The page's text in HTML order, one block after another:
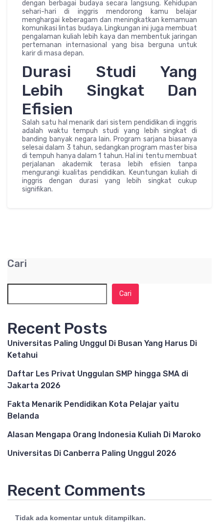
dengan berbagai budaya secara langsung. Kehidupan
sehari-hari di inggris mendorong kamu belajar
menghargai keberagam dan meningkatkan kemamuan
komunikasi lintas budaya. Lingkungan ini juga membuat
pengalaman kuliah lebih kaya dan membentuk jaringan
pertemanan internasional yang bisa berguna untuk
karir di masa depan.
Durasi Studi Yang
Lebih Singkat Dan
Efisien
Salah satu hal menarik dari sistem pendidikan di inggris
adalah waktu tempuh studi yang lebih singkat di
banding banyak negara lain. Program sarjana biasanya
selesai dalam 3 tahun, sedangkan program master bisa
di tempuh hanya dalam 1 tahun. Hal ini tentu membuat
perjalanan akademik terasa lebih efisien tanpa
mengurangi kualitas pendidikan. Keuntungan kuliah di
inggris dengan durasi yang lebih singkat cukup
signifikan.
Cari
Cari
Recent Posts
Universitas Paling Unggul Di Busan Yang Harus Di
Ketahui
Daftar Les Privat Unggulan SMP hingga SMA di
Jakarta 2026
Fakta Menarik Pendidikan Kota Pelajar yaitu
Belanda
Alasan Mengapa Orang Indonesia Kuliah Di Maroko
Universitas Di Canberra Paling Unggul 2026
Recent Comments
Tidak ada komentar untuk ditampilkan.